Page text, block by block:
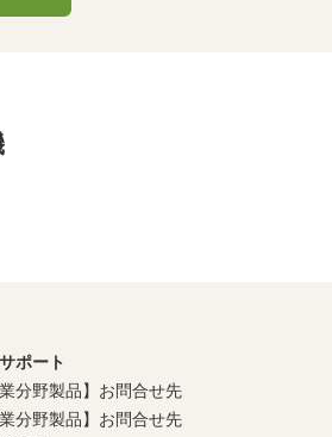
ポート
業分野製品】お問合せ先
業分野製品】お問合せ先